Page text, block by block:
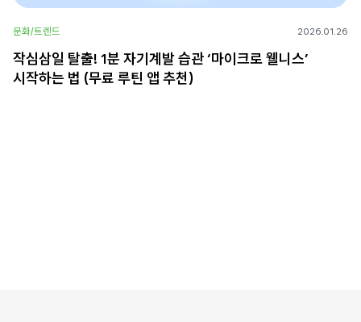
문화/트렌드 2026.01.26
작심삼일 탈출! 1분 자기계발 습관 ‘마이크로 웰니스’
시작하는 법 (무료 루틴 앱 추천)